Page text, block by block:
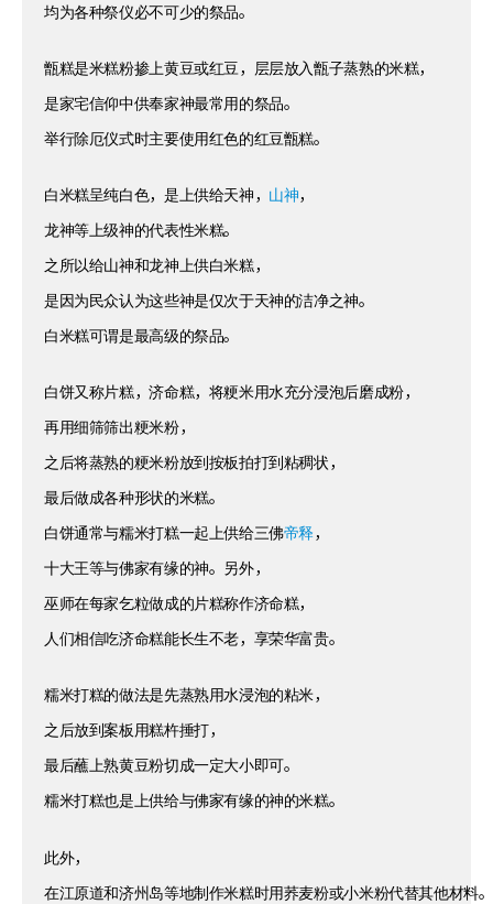
均为各种祭仪必不可少的祭品。
甑糕是米糕粉掺上黄豆或红豆，层层放入甑子蒸熟的米糕，
是家宅信仰中供奉家神最常用的祭品。
举行除厄仪式时主要使用红色的红豆甑糕。
白米糕呈纯白色，是上供给天神， 山神，
龙神等上级神的代表性米糕。
之所以给山神和龙神上供白米糕，
是因为民众认为这些神是仅次于天神的洁净之神。
白米糕可谓是最高级的祭品。
白饼又称片糕，济命糕，将粳米用水充分浸泡后磨成粉，
再用细筛筛出粳米粉，
之后将蒸熟的粳米粉放到按板拍打到粘稠状，
最后做成各种形状的米糕。
白饼通常与糯米打糕一起上供给三佛帝释，
十大王等与佛家有缘的神。另外，
巫师在每家乞粒做成的片糕称作济命糕，
人们相信吃济命糕能长生不老，享荣华富贵。
糯米打糕的做法是先蒸熟用水浸泡的粘米，
之后放到案板用糕杵捶打，
最后蘸上熟黄豆粉切成一定大小即可。
糯米打糕也是上供给与佛家有缘的神的米糕。
此外，
在江原道和济州岛等地制作米糕时用荞麦粉或小米粉代替其他材料。